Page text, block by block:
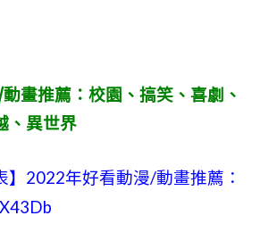
畫推薦：校園、搞笑、喜劇、
、異世界
】2022年好看動漫/動畫推薦：